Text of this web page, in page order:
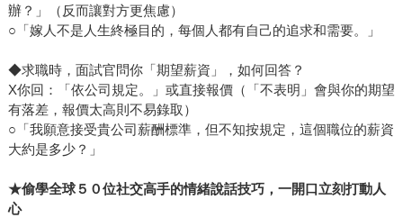
辦？」（反而讓對方更焦慮）
○「嫁人不是人生終極目的，每個人都有自己的追求和需要。」
◆求職時，面試官問你「期望薪資」，如何回答？
X你回：「依公司規定。」或直接報價（「不表明」會與你的期望
有落差，報價太高則不易錄取）
○「我願意接受貴公司薪酬標準，但不知按規定，這個職位的薪資
大約是多少？」
★偷學全球５０位社交高手的情緒說話技巧，一開口立刻打動人
心